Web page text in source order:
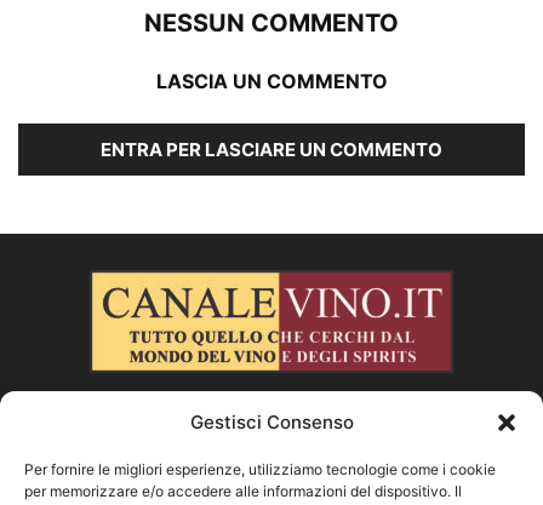
NESSUN COMMENTO
LASCIA UN COMMENTO
ENTRA PER LASCIARE UN COMMENTO
CHI SIAMO
Gestisci Consenso
Per fornire le migliori esperienze, utilizziamo tecnologie come i cookie
per memorizzare e/o accedere alle informazioni del dispositivo. Il